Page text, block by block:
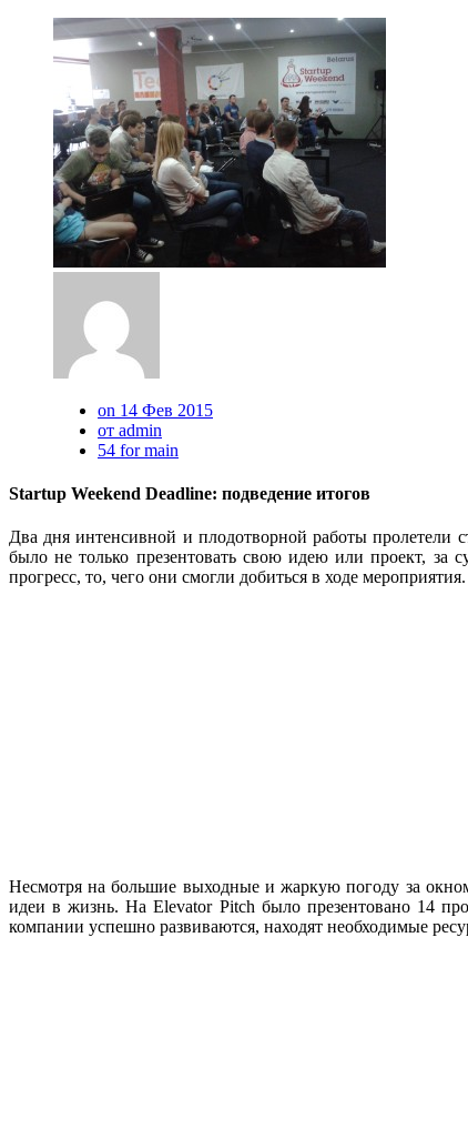
on 14 Фев 2015
от admin
54 for main
Startup Weekend Deadline: подведение итогов
Два дня интенсивной и плодотворной работы пролетели
было не только презентовать свою идею или проект, за
прогресс, то, чего они смогли добиться в ходе
Несмотря на большие выходные и жаркую погоду за
идеи в жизнь. На Elevator Pitch было презентовано 14
компании успешно развиваются, находят необходимые